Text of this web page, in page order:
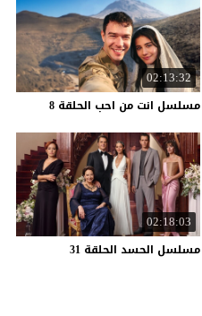
02:13:32
مسلسل انت من احب الحلقة 8
02:18:03
مسلسل الحسد الحلقة 31